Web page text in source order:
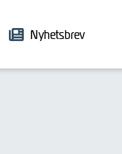
Nyhetsbrev